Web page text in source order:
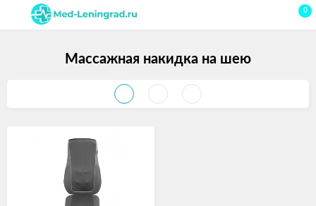
0
Массажная накидка на шею